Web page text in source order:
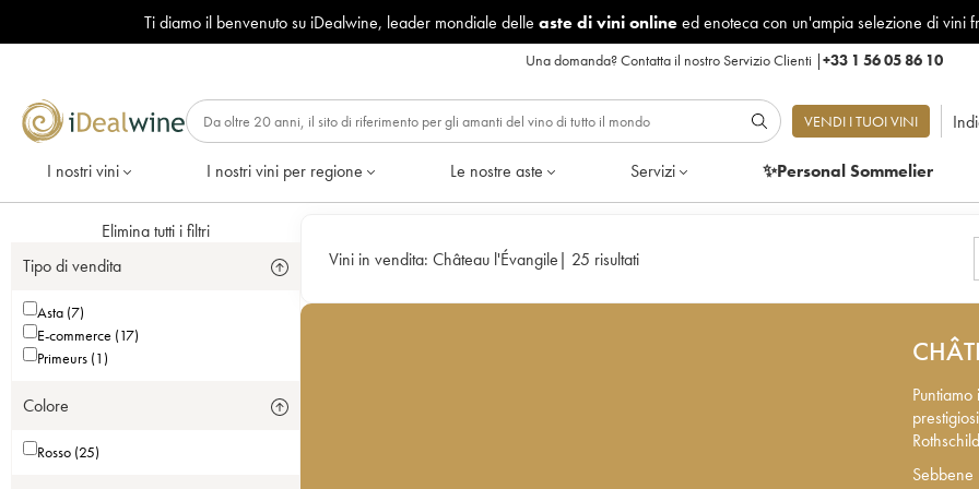
Ti diamo il benvenuto su iDealwine, leader mondiale delle aste di vini onlineed enoteca con un'ampia selezione di vini
Una domanda?Contatta il nostro Servizio Clienti |+33 1 56 05 86 10
VENDI I TUOI VINI
I nostri vini I nostri vini per regione Le nostre aste Servizi ✨Personal Sommelier
Elimina tutti i filtri
Tipo di vendita
Asta (7)
E-commerce (17)
Primeurs (1)
Colore
Rosso (25)
Vini in vendita: Château l'Évangile| 25 risultati